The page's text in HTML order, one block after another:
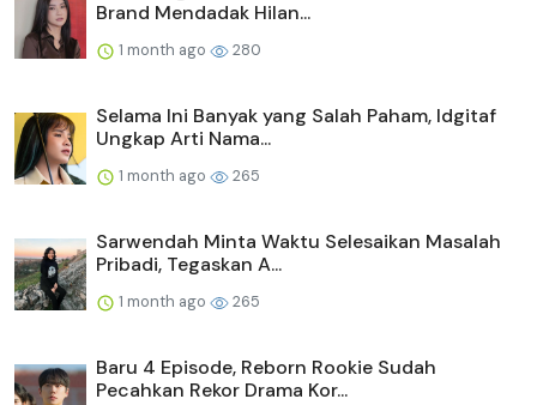
Brand Mendadak Hilan...
1 month ago 280
Selama Ini Banyak yang Salah Paham, Idgitaf
Ungkap Arti Nama...
1 month ago 265
Sarwendah Minta Waktu Selesaikan Masalah
Pribadi, Tegaskan A...
1 month ago 265
Baru 4 Episode, Reborn Rookie Sudah
Pecahkan Rekor Drama Kor...